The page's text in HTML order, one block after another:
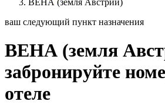
ВЕНА (земля Австрии)
ваш следующий пункт назначения
ВЕНА (земля
забронируйте
отеле